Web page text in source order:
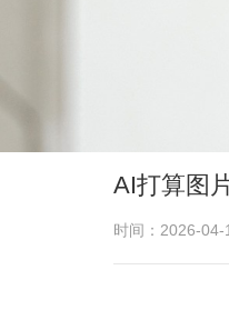
AI打算图
时间：2026-04-